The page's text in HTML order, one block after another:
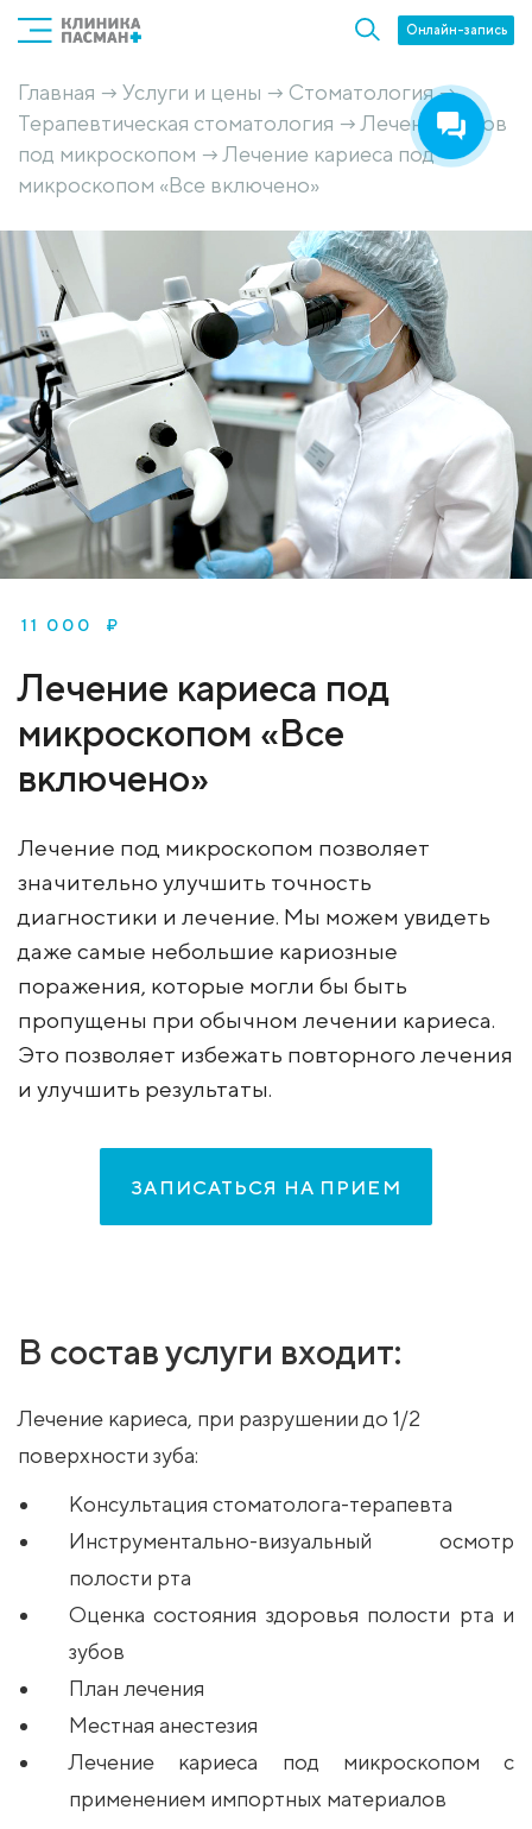
Онлайн-запись
Главная → Услуги и цены → Стоматология →
Терапевтическая стоматология →Лечение зубов
под микроскопом →Лечение кариеса под
микроскопом «Все включено»
11 000 ₽
Лечение кариеса под
микроскопом «Все
включено»
Лечение под микроскопом позволяет
значительно улучшить точность
диагностики и лечение. Мы можем увидеть
даже самые небольшие кариозные
поражения, которые могли бы быть
пропущены при обычном лечении кариеса.
Это позволяет избежать повторного лечения
и улучшить результаты.
ЗАПИСАТЬСЯ НА ПРИЕМ
В состав услуги входит:
Лечение кариеса, при разрушении до 1/2
поверхности зуба:
Консультация стоматолога-терапевта
Инструментально-визуальный осмотр
полости рта
Оценка состояния здоровья полости рта и
зубов
План лечения
Местная анестезия
Лечение кариеса под микроскопом с
применением импортных материалов